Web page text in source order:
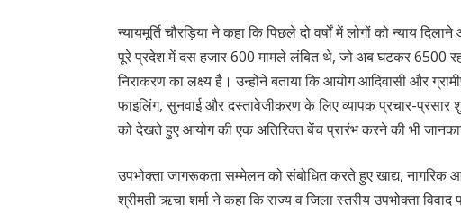
न्यायमूर्ति चौरड़िया ने कहा कि पिछले दो वर्षों में लोगों को न्याय
पूरे प्रदेश में दस हजार 600 मामले लंबित थे, जो अब घटकर 6500
निराकरण का लक्ष्य है। उन्होंने बताया कि आयोग आदिवासी और
फाइलिंग, सुनवाई और दस्तावेजीकरण के लिए व्यापक प्रचार-प्रसार
को देखते हुए आयोग की एक अतिरिक्त बेंच प्रारंभ करने की भी
उपभोक्ता जागरूकता सम्मेलन को संबोधित करते हुए खाद्य, नागरिक
श्रीमती ऋचा शर्मा ने कहा कि राज्य व जिला स्तरीय उपभोक्ता